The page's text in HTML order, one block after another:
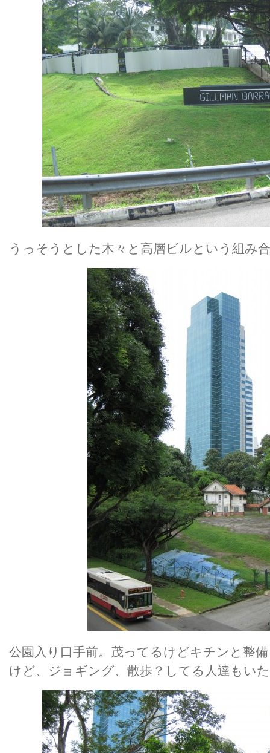
うっそうとした木々と高層ビルという組み
公園入り口手前。茂ってるけどキチンと整
けど、ジョギング、散歩？してる人達もい